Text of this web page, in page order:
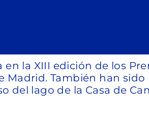
la XIII edición de los
También han sido
del lago de la Casa de